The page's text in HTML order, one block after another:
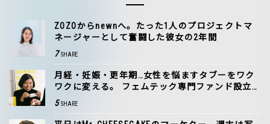
ZOZOからnewnへ。たった1人のプロジェクトマ
ネージャーとして奮闘した彼女の2年間
7 SHARE
月経・妊娠・更年期…女性を悩ますタブーをワク
ワクに変える。 フェムテック専門ファンド設立
に込めた思い
5 SHARE